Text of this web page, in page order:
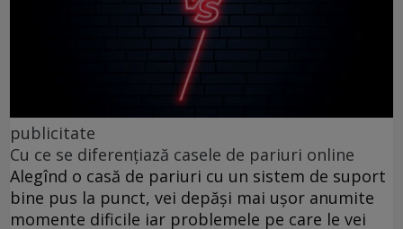
publicitate
Cu ce se diferențiază casele de pariuri online
Alegînd o casă de pariuri cu un sistem de suport
bine pus la punct, vei depăși mai ușor anumite
momente dificile iar problemele pe care le vei